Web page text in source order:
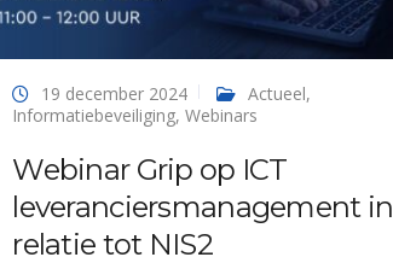
19 december 2024 Actueel,
Informatiebeveiliging,Webinars
Webinar Grip op ICT
leveranciersmanagement in
relatie tot NIS2